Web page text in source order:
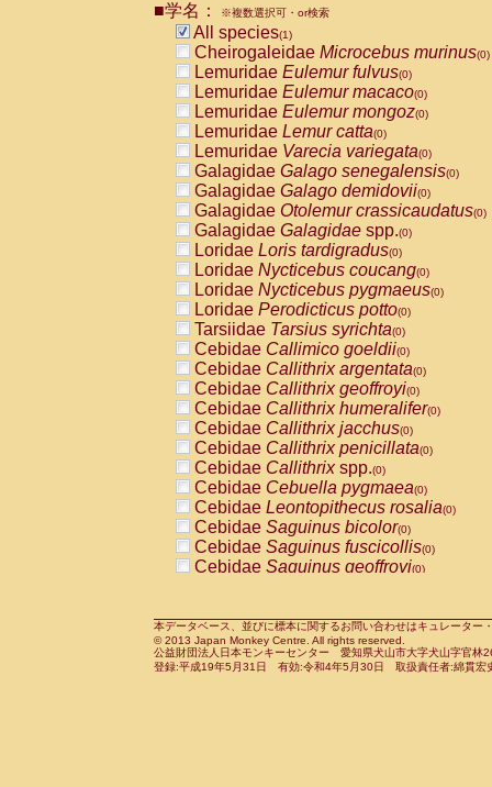
CebidaeCebus nigrivittatus
CebidaeCebus
CebidaeSaimiri boliviensis(0)
CebidaeSaimiri sciureus(0)
AtelidaeAlouatta caraya(0)
AtelidaeAlouatta fusca(0)
AtelidaeAlouatta seniculus
AtelidaeAlouattaspp.(0)
AtelidaeAteles belzebuth(0)
AtelidaeAteles geoffroyi(0)
AtelidaeAteles paniscus(0)
AtelidaeAtelesspp.(0)
Atelidae Lagothrix lagothricha
AtelidaeLagothrix lagothricha cana
PitheciidaeCacajao calvus
PitheciidaeCallicebus cupreus
PitheciidaeCallicebus donacophilus
PitheciidaeCallicebus moloch
PitheciidaeCallicebus torquatus
PitheciidaeCallicebusspp.(0)
PitheciidaeChiropotes satanas(0)
PitheciidaePithecia monachus
PitheciidaePithecia pithecia(0)
CercopithecidaeCercocebus agilis
CercopithecidaeCercocebus
CercopithecidaeCercocebus
CercopithecidaeCercocebus
CercopithecidaeCercocebus
CercopithecidaeCercocebushybrid
CercopithecidaePapio anubis(0)
CercopithecidaePapio cynocephalus
CercopithecidaePapio hamadryas(0)
■学名： ※複数選択可・or検索
All species(1)
Cheirogaleidae Microcebus murinus(0)
Lemuridae Eulemur fulvus(0)
Lemuridae Eulemur macaco(0)
Lemuridae Eulemur mongoz(0)
Lemuridae Lemur catta(0)
Lemuridae Varecia variegata(0)
Galagidae Galago senegalensis(0)
Galagidae Galago demidovii(0)
Galagidae Otolemur crassicaudatus(0)
Galagidae Galagidae spp.(0)
Loridae Loris tardigradus(0)
Loridae Nycticebus coucang(0)
Loridae Nycticebus pygmaeus(0)
Loridae Perodicticus potto(0)
Tarsiidae Tarsius syrichta(0)
Cebidae Callimico goeldii(0)
Cebidae Callithrix argentata(0)
Cebidae Callithrix geoffroyi(0)
Cebidae Callithrix humeralifer(0)
Cebidae Callithrix jacchus(0)
Cebidae Callithrix penicillata(0)
Cebidae Callithrixspp.(0)
Cebidae Cebuella pygmaea(0)
Cebidae Leontopithecus rosalia(0)
Cebidae Saguinus bicolor(0)
Cebidae Saguinus fuscicollis(0)
Cebidae Saguinus geoffroyi(0)
CebidaeSaguinus leucopus(0)
CebidaeSaguinus midas(0)
Cebidae Saguinus mystax(0)
本データベース、並びに標本に関するお問い合わせはキュレータ
© 2013 Japan Monkey Centre. All rights reserved.
公益財団法人日本モンキーセンター 愛知県犬山市大字犬山字官
登録:平成19年5月31日 有効:令和4年5月30日 取扱責任者:綿貫宏